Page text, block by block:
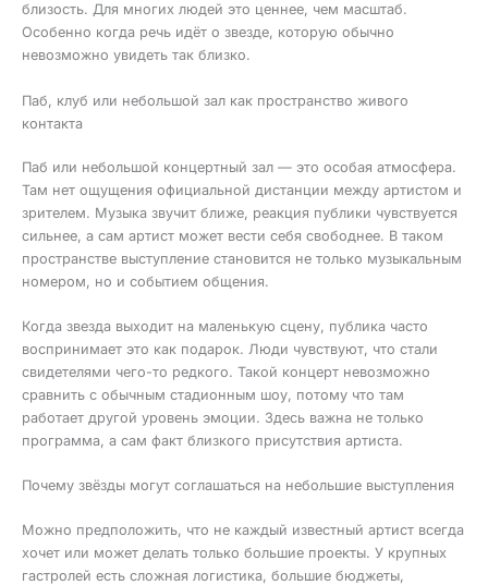
близость. Для многих людей это ценнее, чем масштаб.
Особенно когда речь идёт о звезде, которую обычно
невозможно увидеть так близко.
Паб, клуб или небольшой зал как пространство живого
контакта
Паб или небольшой концертный зал — это особая атмосфера.
Там нет ощущения официальной дистанции между артистом и
зрителем. Музыка звучит ближе, реакция публики чувствуется
сильнее, а сам артист может вести себя свободнее. В таком
пространстве выступление становится не только музыкальным
номером, но и событием общения.
Когда звезда выходит на маленькую сцену, публика часто
воспринимает это как подарок. Люди чувствуют, что стали
свидетелями чего-то редкого. Такой концерт невозможно
сравнить с обычным стадионным шоу, потому что там
работает другой уровень эмоции. Здесь важна не только
программа, а сам факт близкого присутствия артиста.
Почему звёзды могут соглашаться на небольшие выступления
Можно предположить, что не каждый известный артист всегда
хочет или может делать только большие проекты. У крупных
гастролей есть сложная логистика, большие бюджеты,